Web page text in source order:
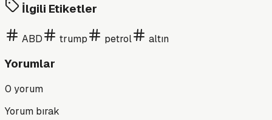
İlgili Etiketler
ABD trump petrol altın
Yorumlar
0 yorum
Yorum bırak